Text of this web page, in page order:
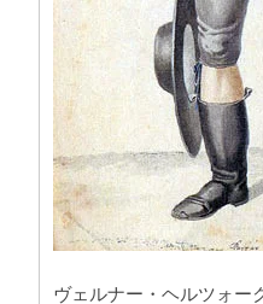
ヴェルナー・ヘルツォー